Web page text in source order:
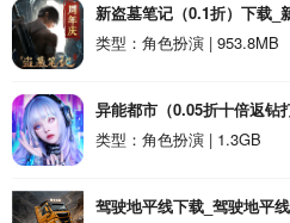
新盗墓笔记（0.1折）下载_
安卓版
类型：角色扮演 | 953.8MB
异能都市（0.05折十倍返钻
（0.05折十倍返钻打金）安卓
类型：角色扮演 | 1.3GB
驾驶地平线下载_驾驶地平